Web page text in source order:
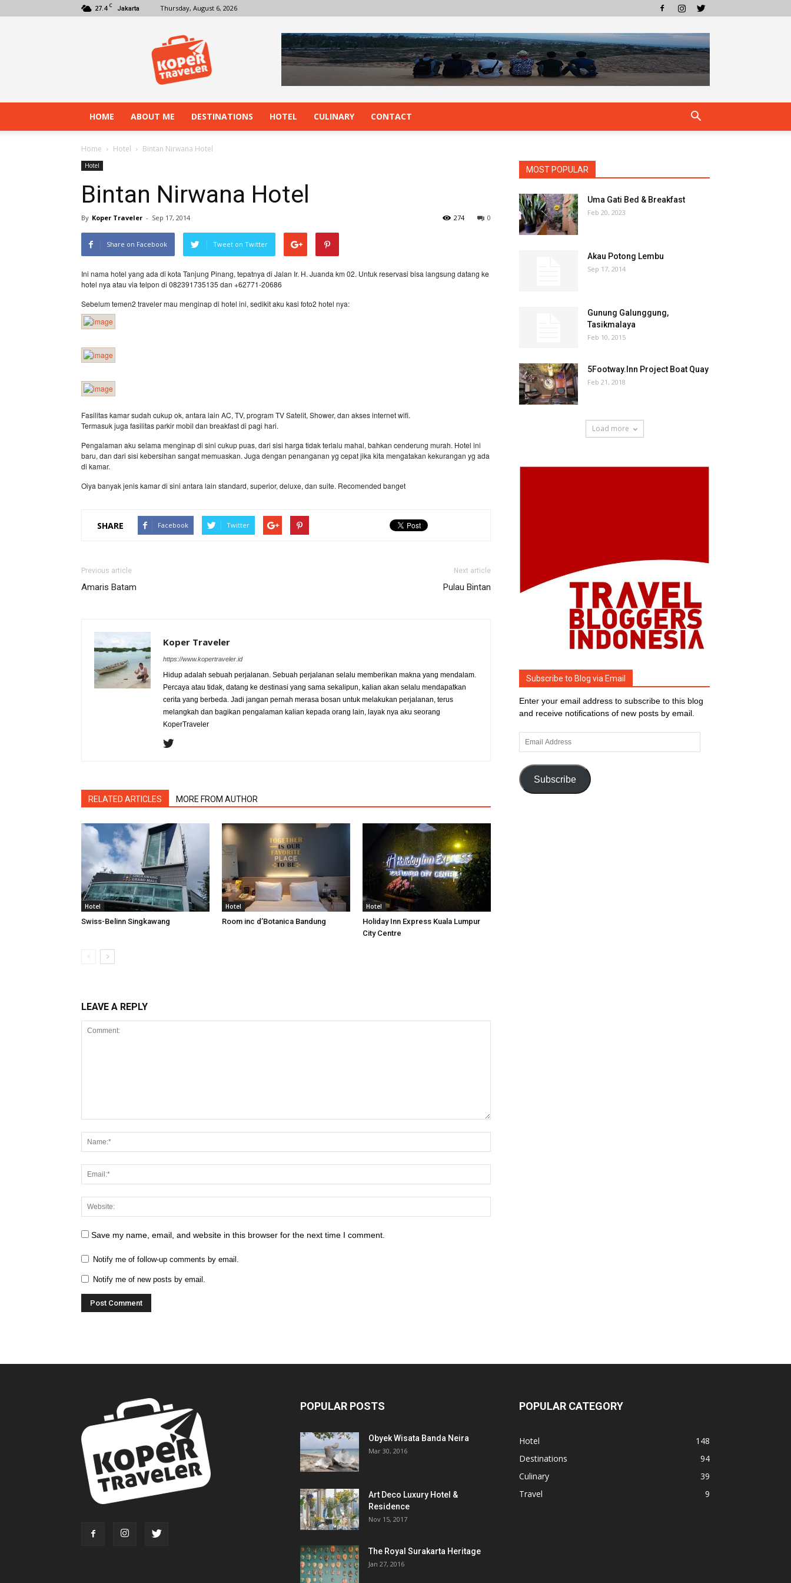
27.4 C Jakarta Thursday, August 6, 2026
HOME ABOUT ME DESTINATIONS HOTEL CULINARY CONTACT
Home Hotel Bintan Nirwana Hotel
Hotel
Bintan Nirwana Hotel
By Koper Traveler - Sep 17, 2014 0
274
Share on Facebook Tweet on Twitter
Ini nama hotel yang ada di kota Tanjung Pinang, tepatnya di Jalan Ir. H. Juanda km 02. Untuk reservasi bisa langsung datang ke
hotel nya atau via telpon di 082391735135 dan +62771-20686
Sebelum temen2 traveler mau menginap di hotel ini, sedikit aku kasi foto2 hotel nya:
Fasilitas kamar sudah cukup ok, antara lain AC, TV, program TV Satelit, Shower, dan akses internet wifi.
Termasuk juga fasilitas parkir mobil dan breakfast di pagi hari.
Pengalaman aku selama menginap di sini cukup puas, dari sisi harga tidak terlalu mahal, bahkan cenderung murah. Hotel ini
baru, dan dari sisi kebersihan sangat memuaskan. Juga dengan penanganan yg cepat jika kita mengatakan kekurangan yg ada
di kamar.
Oiya banyak jenis kamar di sini antara lain standard, superior, deluxe, dan suite. Recomended banget
SHARE Facebook Twitter
Previous article
Amaris Batam
Next article
Pulau Bintan
Koper Traveler
https://www.kopertraveler.id
Hidup adalah sebuah perjalanan. Sebuah perjalanan selalu memberikan makna yang mendalam.
Percaya atau tidak, datang ke destinasi yang sama sekalipun, kalian akan selalu mendapatkan
cerita yang berbeda. Jadi jangan pernah merasa bosan untuk melakukan perjalanan, terus
melangkah dan bagikan pengalaman kalian kepada orang lain, layak nya aku seorang
KoperTraveler
RELATED ARTICLES MORE FROM AUTHOR
Hotel
Swiss-Belinn Singkawang
Hotel
Room inc d’Botanica Bandung
Hotel
Holiday Inn Express Kuala Lumpur
City Centre
LEAVE A REPLY
Save my name, email, and website in this browser for the next time I comment.
Notify me of follow-up comments by email.
Notify me of new posts by email.
MOST POPULAR
Uma Gati Bed & Breakfast
Feb 20, 2023
Akau Potong Lembu
Sep 17, 2014
Gunung Galunggung,
Tasikmalaya
Feb 10, 2015
5Footway.Inn Project Boat Quay
Feb 21, 2018
Load more
Subscribe to Blog via Email
Enter your email address to subscribe to this blog
and receive notifications of new posts by email.
Email
Address
Subscribe
POPULAR POSTS
Obyek Wisata Banda Neira
Mar 30, 2016
Art Deco Luxury Hotel &
Residence
Nov 15, 2017
The Royal Surakarta Heritage
Jan 27, 2016
POPULAR CATEGORY
Hotel
148
Destinations
94
Culinary
39
Travel
9